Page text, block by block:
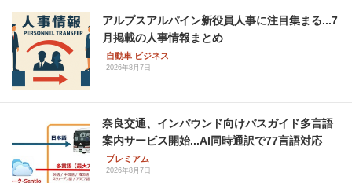
アルプスアルパイン新役員人事に注目集まる...7
月掲載の人事情報まとめ
自動車 ビジネス
2026年8月7日
奈良交通、インバウンド向けバスガイド多言語
案内サービス開始...AI同時通訳で77言語対応
プレミアム
2026年8月7日